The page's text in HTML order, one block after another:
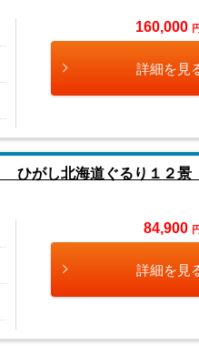
160,000
詳細を見
ひがし北海道ぐるり１２
84,900
詳細を見